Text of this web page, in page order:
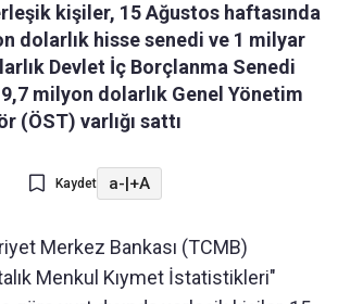
kişiler, 15 Ağustos haftasında
dolarlık hisse senedi ve 1 milyar
Devlet İç Borçlanma Senedi
milyon dolarlık Genel Yönetim
(ÖST) varlığı sattı
Kaydet a-|+A
Merkez Bankası (TCMB)
Menkul Kıymet İstatistikleri"